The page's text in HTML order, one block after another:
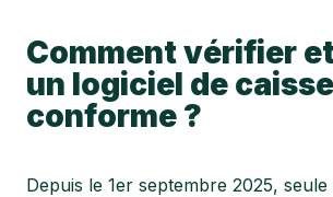
Comment vérifier
un logiciel de caisse
conforme ?
Depuis le 1er septembre 2025,